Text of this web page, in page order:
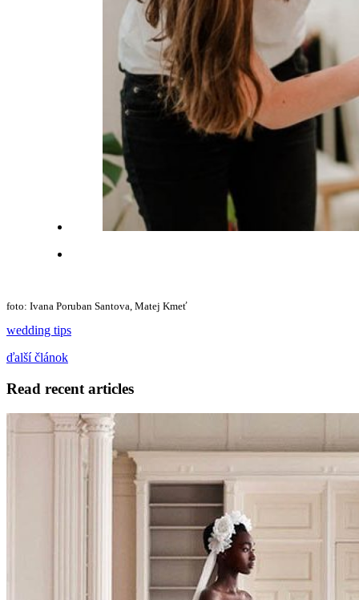
foto: Ivana Poruban Santova, Matej Kmeť
wedding tips
ďalší článok
Read recent articles